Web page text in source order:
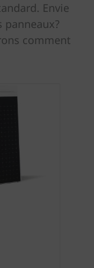
Envie
panneaux?
comment